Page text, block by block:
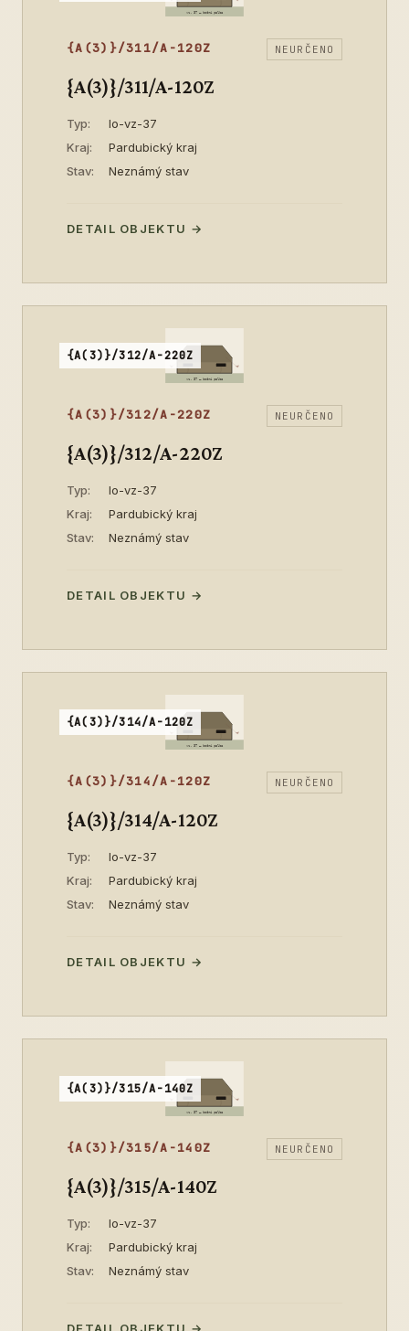
{A(3)}/311/A-120Z NEURČENO
{A(3)}/311/A-120Z
Typ:
lo-vz-37
Kraj:
Pardubický kraj
Stav:
Neznámý stav
DETAIL OBJEKTU →
{A(3)}/312/A-220Z
{A(3)}/312/A-220Z NEURČENO
{A(3)}/312/A-220Z
Typ:
lo-vz-37
Kraj:
Pardubický kraj
Stav:
Neznámý stav
DETAIL OBJEKTU →
{A(3)}/314/A-120Z
{A(3)}/314/A-120Z NEURČENO
{A(3)}/314/A-120Z
Typ:
lo-vz-37
Kraj:
Pardubický kraj
Stav:
Neznámý stav
DETAIL OBJEKTU →
{A(3)}/315/A-140Z
{A(3)}/315/A-140Z NEURČENO
{A(3)}/315/A-140Z
Typ:
lo-vz-37
Kraj:
Pardubický kraj
Stav:
Neznámý stav